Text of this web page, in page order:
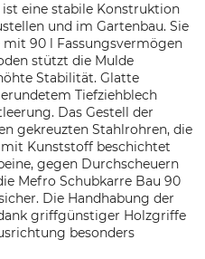
eine stabile Konstruktion
und im Gartenbau. Sie
90 l Fassungsvermögen
stützt die Mulde
Stabilität. Glatte
Tiefziehblech
Das Gestell der
gekreuzten Stahlrohren, die
Kunststoff beschichtet
gegen Durchscheuern
Mefro Schubkarre Bau 90
Die Handhabung der
griffgünstiger Holzgriffe
besonders